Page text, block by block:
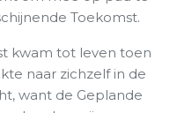
Toekomst.
kwam tot leven toen
naar zichzelf in de
want de Geplande